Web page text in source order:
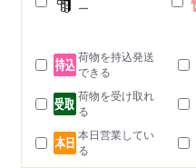
ー
荷物を持込発送
できる
荷物を受け取れ
る
本日営業してい
る